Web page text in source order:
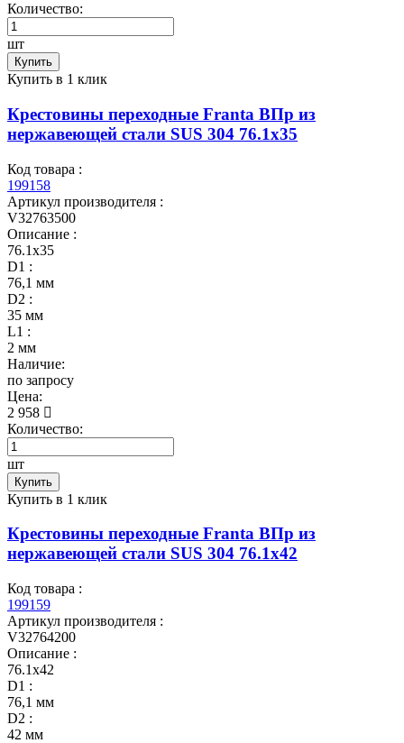
Количество:
шт
Купить
Купить в 1 клик
Крестовины переходные Franta ВПр из
нержавеющей стали SUS 304 76.1х35
Код товара :
199158
Артикул производителя :
V32763500
Описание :
76.1х35
D1 :
76,1 мм
D2 :
35 мм
L1 :
2 мм
Наличие:
по запросу
Цена:
2 958
Количество:
шт
Купить
Купить в 1 клик
Крестовины переходные Franta ВПр из
нержавеющей стали SUS 304 76.1х42
Код товара :
199159
Артикул производителя :
V32764200
Описание :
76.1х42
D1 :
76,1 мм
D2 :
42 мм